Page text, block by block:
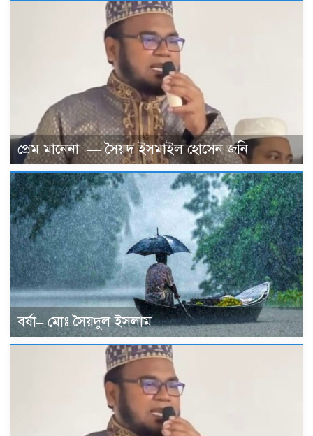
প্রেম মানেনা — সৈয়দ ইসমাইল হোসেন জনি
বর্ষা– মোঃ সৈয়দুল ইসলাম